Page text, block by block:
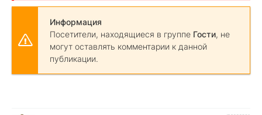
Информация
Посетители, находящиеся в группе Гости, не
могут оставлять комментарии к данной
публикации.